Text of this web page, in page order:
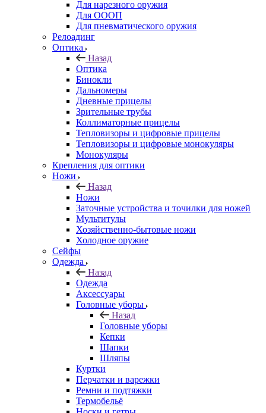
Для нарезного оружия
Для ОООП
Для пневматического оружия
Релоадинг
Оптика
Назад
Оптика
Бинокли
Дальномеры
Дневные прицелы
Зрительные трубы
Коллиматорные прицелы
Тепловизоры и цифровые прицелы
Тепловизоры и цифровые монокуляры
Монокуляры
Крепления для оптики
Ножи
Назад
Ножи
Заточные устройства и точилки для ножей
Мультитулы
Хозяйственно-бытовые ножи
Холодное оружие
Сейфы
Одежда
Назад
Одежда
Аксессуары
Головные уборы
Назад
Головные уборы
Кепки
Шапки
Шляпы
Куртки
Перчатки и варежки
Ремни и подтяжки
Термобельё